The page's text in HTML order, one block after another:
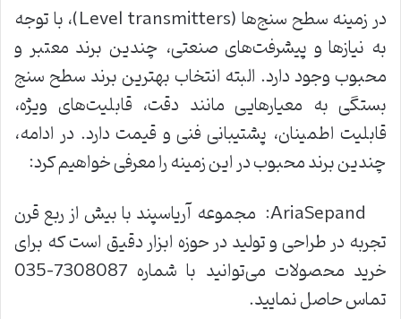
در زمینه سطح‌ سنج‌ها (Level transmitters)، با توجه
به نیازها و پیشرفت‌های صنعتی، چندین برند معتبر و
محبوب وجود دارد. البته انتخاب بهترین برند سطح‌ سنج
بستگی به معیارهایی مانند دقت، قابلیت‌های ویژه،
قابلیت اطمینان، پشتیبانی فنی و قیمت دارد. در ادامه،
چندین برند محبوب در این زمینه را معرفی خواهیم کرد:
AriaSepand: مجموعه آریاسپند با بیش از ربع قرن
تجربه در طراحی و تولید در حوزه ابزار دقیق است که برای
خرید محصولات می‌توانید با شماره 7308087-035
تماس حاصل نمایید.